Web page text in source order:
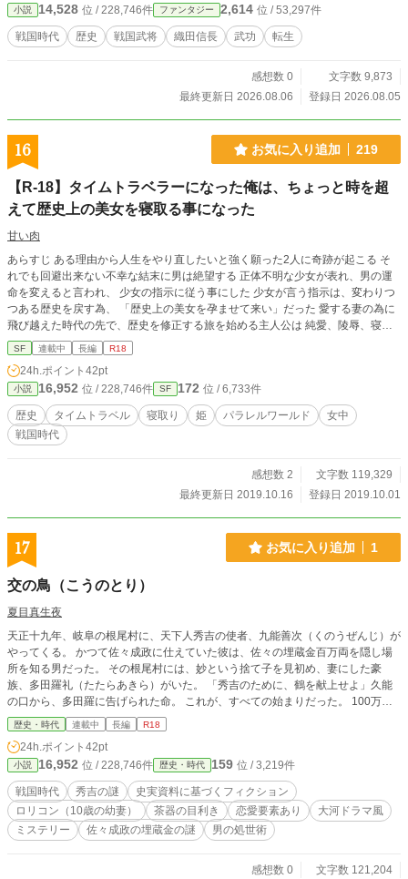
小説 14,528 位 / 228,746件 ファンタジー 2,614 位 / 53,297件
戦国時代 歴史 戦国武将 織田信長 武功 転生
感想数 0
文字数 9,873
最終更新日 2026.08.06
登録日 2026.08.05
16 お気に入り追加 219
【R-18】タイムトラベラーになった俺は、ちょっと時を超
えて歴史上の美女を寝取る事になった
甘い肉
あらすじ ある理由から人生をやり直したいと強く願った2人に奇跡が起こる そ
れでも回避出来ない不幸な結末に男は絶望する 正体不明な少女が表れ、男の運
命を変えると言われ、 少女の指示に従う事にした 少女が言う指示は、変わりつ
つある歴史を戻す為、 「歴史上の美女を孕ませて来い」だった 愛する妻の為に
飛び越えた時代の先で、歴史を修正する旅を始める主人公は 純愛、陵辱、寝取
り、弱身につけ込み、命の危険に怯えながら、歴史上の美女を孕ませてゆく事に
なる、 歴史の、時代考証について多分にご都合主義が含まれますのでご了承願
いますm(_ _)m 完全な、フィクションなので好きな歴史上の登場人物が想像と大
きく違う場合がありますm(_ _)m 1話あたりなるべく5000文字程度に収める予定
です ７話以降、陵辱や弱みに漬け込む事が多くなります そういう趣旨の作品に
なります
SF 連載中 長編 R18
24h.ポイント 42pt
小説 16,952 位 / 228,746件 SF 172 位 / 6,733件
歴史 タイムトラベル 寝取り 姫 パラレルワールド
女中
戦国時代
感想数 2
文字数 119,329
最終更新日 2019.10.16
登録日 2019.10.01
17 お気に入り追加 1
交の鳥（こうのとり）
夏目真生夜
天正十九年、岐阜の根尾村に、天下人秀吉の使者、九能善次（くのうぜんじ）が
やってくる。 かつて佐々成政に仕えていた彼は、佐々の埋蔵金百万両を隠し場
所を知る男だった。 その根尾村には、妙という捨て子を見初め、妻にした豪
族、多田羅礼（たたらあきら）がいた。 「秀吉のために、鶴を献上せよ」久能
の口から、多田羅に告げられた命。 これが、すべての始まりだった。 100万両
と言われた佐々成政の埋蔵金の行方とともに 種なしと言われた秀吉の、子作り
の謎を解き明かす、壮大な歴史ミステリー
歴史・時代 連載中 長編 R18
24h.ポイント 42pt
小説 16,952 位 / 228,746件 歴史・時代 159 位 / 3,219件
戦国時代 秀吉の謎
史実資料に基づくフィクション
ロリコン（10歳の幼妻）
茶器の目利き 恋愛要素あり
大河ドラマ風
ミステリー
佐々成政の埋蔵金の謎 男の処世術
感想数 0
文字数 121,204